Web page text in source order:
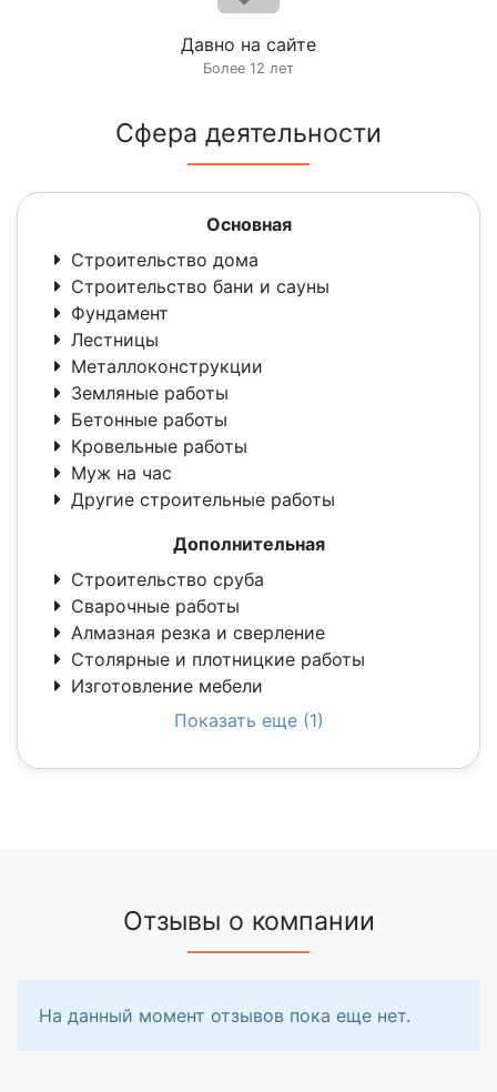
Давно на сайте
Более 12 лет
Сфера деятельности
Основная
Строительство дома
Строительство бани и сауны
Фундамент
Лестницы
Металлоконструкции
Земляные работы
Бетонные работы
Кровельные работы
Муж на час
Другие строительные работы
Дополнительная
Строительство сруба
Сварочные работы
Алмазная резка и сверление
Столярные и плотницкие работы
Изготовление мебели
Показать еще (1)
Отзывы о компании
На данный момент отзывов пока еще нет.